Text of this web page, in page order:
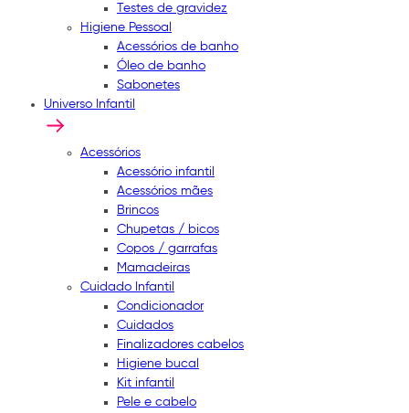
Testes de gravidez
Higiene Pessoal
Acessórios de banho
Óleo de banho
Sabonetes
Universo Infantil
Acessórios
Acessório infantil
Acessórios mães
Brincos
Chupetas / bicos
Copos / garrafas
Mamadeiras
Cuidado Infantil
Condicionador
Cuidados
Finalizadores cabelos
Higiene bucal
Kit infantil
Pele e cabelo